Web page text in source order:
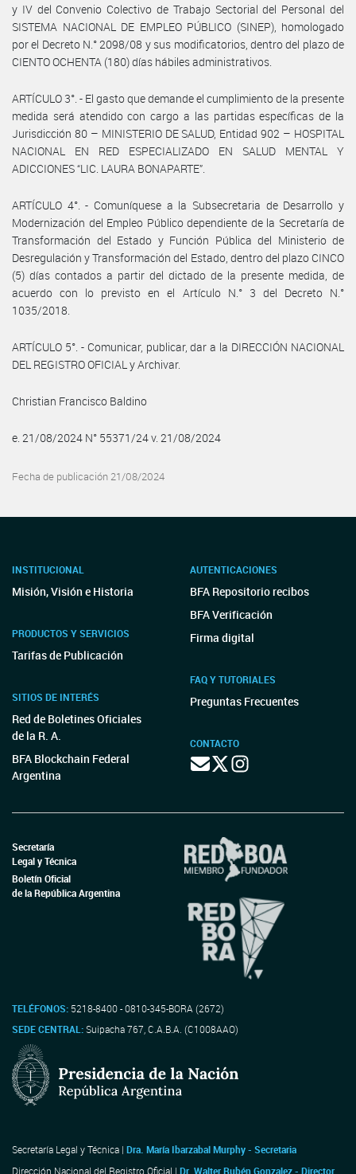
y IV del Convenio Colectivo de Trabajo Sectorial del Personal del
SISTEMA NACIONAL DE EMPLEO PÚBLICO (SINEP), homologado
por el Decreto N.° 2098/08 y sus modificatorios, dentro del plazo de
CIENTO OCHENTA (180) días hábiles administrativos.
ARTÍCULO 3°. - El gasto que demande el cumplimiento de la presente
medida será atendido con cargo a las partidas específicas de la
Jurisdicción 80 – MINISTERIO DE SALUD, Entidad 902 – HOSPITAL
NACIONAL EN RED ESPECIALIZADO EN SALUD MENTAL Y
ADICCIONES “LIC. LAURA BONAPARTE”.
ARTÍCULO 4°. - Comuníquese a la Subsecretaria de Desarrollo y
Modernización del Empleo Público dependiente de la Secretaría de
Transformación del Estado y Función Pública del Ministerio de
Desregulación y Transformación del Estado, dentro del plazo CINCO
(5) días contados a partir del dictado de la presente medida, de
acuerdo con lo previsto en el Artículo N.° 3 del Decreto N.°
1035/2018.
ARTÍCULO 5°. - Comunicar, publicar, dar a la DIRECCIÓN NACIONAL
DEL REGISTRO OFICIAL y Archivar.
Christian Francisco Baldino
e. 21/08/2024 N° 55371/24 v. 21/08/2024
Fecha de publicación 21/08/2024
INSTITUCIONAL
Misión, Visión e Historia
PRODUCTOS Y SERVICIOS
Tarifas de Publicación
SITIOS DE INTERÉS
Red de Boletines Oficiales
de la R. A.
BFA Blockchain Federal
Argentina
AUTENTICACIONES
BFA Repositorio recibos
BFA Verificación
Firma digital
FAQ Y TUTORIALES
Preguntas Frecuentes
CONTACTO
Secretaría
Legal y Técnica
Boletín Oficial
de la República Argentina
TELÉFONOS: 5218-8400 - 0810-345-BORA (2672)
SEDE CENTRAL:Suipacha 767, C.A.B.A. (C1008AAO)
Secretaría Legal y Técnica | Dra. María Ibarzabal Murphy - Secretaria
Dirección Nacional del Registro Oficial | Dr. Walter Rubén Gonzalez - Director